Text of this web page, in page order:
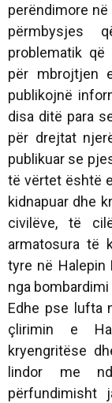
perëndimore
përmbysjes
problematik që
për mbrojtjen
publikojnë
disa ditë para
për drejtat
publikuar se
të vërtet është
kidnapuar dhe
civilëve, të
armatosura të
tyre në Halepin
nga
Edhe pse lufta
çlirimin e
kryengritëse
lindor me
përfundimisht